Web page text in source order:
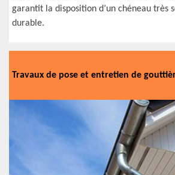
garantit la disposition d’un chéneau très
durable.
Travaux de pose et entretien de